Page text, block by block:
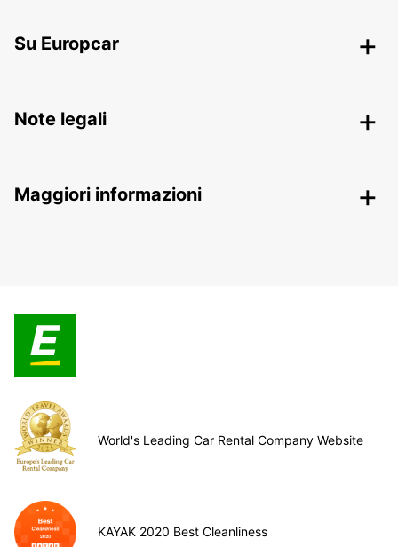
Su Europcar
Note legali
Maggiori informazioni
World's Leading Car Rental Company Website
KAYAK 2020 Best Cleanliness